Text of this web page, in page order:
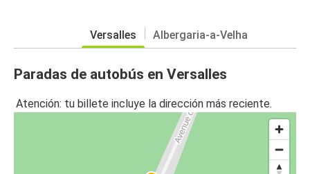
Versalles Albergaria-a-Velha
Paradas de autobús en Versalles
Atención: tu billete incluye la dirección más reciente.